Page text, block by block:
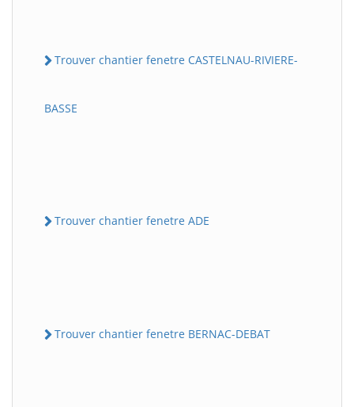
Trouver chantier fenetre CASTELNAU-RIVIERE-
BASSE
Trouver chantier fenetre ADE
Trouver chantier fenetre BERNAC-DEBAT